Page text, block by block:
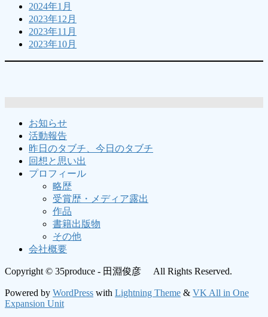
2024年1月
2023年12月
2023年11月
2023年10月
お知らせ
活動報告
昨日のタブチ、今日のタブチ
回想と思い出
プロフィール
略歴
受賞歴・メディア露出
作品
書籍出版物
その他
会社概要
Copyright © 35produce - 田淵俊彦 All Rights Reserved.
Powered by WordPress with Lightning Theme & VK All in One
Expansion Unit